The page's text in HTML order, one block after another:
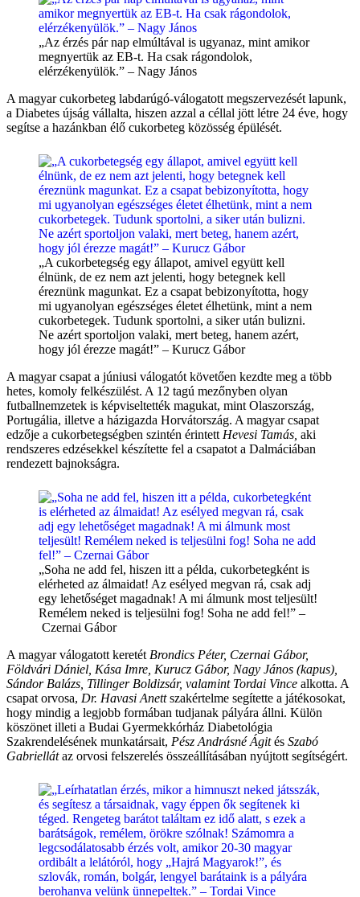
„Az érzés pár nap elmúltával is ugyanaz, mint amikor
megnyertük az EB-t. Ha csak rágondolok,
elérzékenyülök.” – Nagy János
A magyar cukorbeteg labdarúgó-válogatott megszervezését lapunk,
a Diabetes újság vállalta, hiszen azzal a céllal jött létre 24 éve, hogy
segítse a hazánkban élő cukorbeteg közösség épülését.
„A cukorbetegség egy állapot, amivel együtt kell
élnünk, de ez nem azt jelenti, hogy betegnek kell
éreznünk magunkat. Ez a csapat bebizonyította, hogy
mi ugyanolyan egészséges életet élhetünk, mint a nem
cukorbetegek. Tudunk sportolni, a siker után bulizni.
Ne azért sportoljon valaki, mert beteg, hanem azért,
hogy jól érezze magát!” – Kurucz Gábor
A magyar csapat a júniusi válogatót követően kezdte meg a több
hetes, komoly felkészülést. A 12 tagú mezőnyben olyan
futballnemzetek is képviseltették magukat, mint Olaszország,
Portugália, illetve a házigazda Horvátország. A magyar csapat
edzője a cukorbetegségben szintén érintett Hevesi Tamás, aki
rendszeres edzésekkel készítette fel a csapatot a Dalmáciában
rendezett bajnokságra.
„Soha ne add fel, hiszen itt a példa, cukorbetegként is
elérheted az álmaidat! Az esélyed megvan rá, csak adj
egy lehetőséget magadnak! A mi álmunk most teljesült!
Remélem neked is teljesülni fog! Soha ne add fel!” –
Czernai Gábor
A magyar válogatott keretét Brondics Péter, Czernai Gábor,
Földvári Dániel, Kása Imre, Kurucz Gábor, Nagy János (kapus),
Sándor Balázs, Tillinger Boldizsár, valamint Tordai Vince alkotta. A
csapat orvosa, Dr. Havasi Anettszakértelme segítette a játékosokat,
hogy mindig a legjobb formában tudjanak pályára állni. Külön
köszönet illeti a Budai Gyermekkórház Diabetológia
Szakrendelésének munkatársait, Pész Andrásné Ágités Szabó
Gabriellátaz orvosi felszerelés összeállításában nyújtott segítségért.